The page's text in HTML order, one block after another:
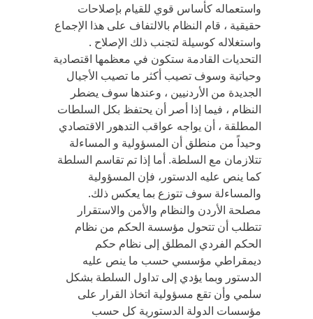
واستعماله كأساس قوي للقيام بإصلاحات
حقيقية ، قام النظام بالالتفاف على هذا الإجماع
واستغلاله كوسيلة لتجنب ذلك الإصلاح .
التحديات القادمة ستكون في معظمها اقتصادية
وحياتية وسوف تصيب أكثر ما تصيب الأجيال
الجديدة من الأردنيين ، وعندها سوف يضطر
النظام ، فيما إذا أصر أن يحتفظ بكل السلطات
المطلقة ، أن يواجه عواقب التدهور الاقتصادي
وحيداً من منطلق أن المسؤولية و المساءلة
تتلازمان مع السلطة. أما إذا تم تقاسم السلطة
كما ينص عليه الدستور، فإن المسؤولية
والمساءلة سوف تتوزع بما يعكس ذلك.
مصلحة الأردن والنظام والأمن والاستقرار
تتطلب أن تتحول مؤسسة الحكم من نظام
الحكم الفردي المطلق إلى نظام حكم
ديمقراطي مؤسسي حسب ما ينص عليه
الدستور وبما يؤدي إلى تداول السلطة بشكل
سلمي وأن تقع مسؤولية اتخاذ القرار على
مؤسسات الدولة الدستورية كل حسب